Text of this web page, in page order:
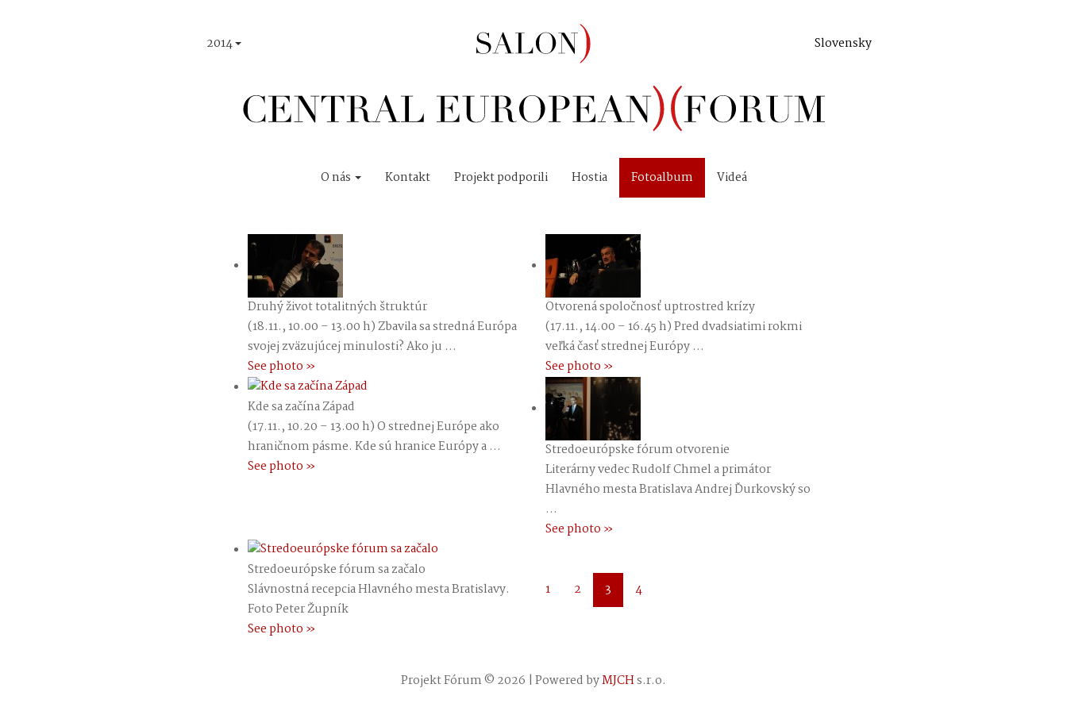
2014 Slovensky
O nás Kontakt Projekt podporili Hostia Fotoalbum Videá
Druhý život totalitných štruktúr
(18.11., 10.00 – 13.00 h) Zbavila sa stredná Európa
svojej zväzujúcej minulosti? Ako ju ...
See photo »
Otvorená spoločnosť uptrostred krízy
(17.11., 14.00 – 16.45 h) Pred dvadsiatimi rokmi
veľká časť strednej Európy ...
See photo »
Kde sa začína Západ
(17.11., 10.20 – 13.00 h) O strednej Európe ako
hraničnom pásme. Kde sú hranice Európy a ...
See photo »
Stredoeurópske fórum otvorenie
Literárny vedec Rudolf Chmel a primátor
Hlavného mesta Bratislava Andrej Ďurkovský so
...
See photo »
Stredoeurópske fórum sa začalo
Slávnostná recepcia Hlavného mesta Bratislavy.
Foto Peter Župník
See photo »
1 2 3 4
Projekt Fórum © 2026 | Powered byMJCHs.r.o.